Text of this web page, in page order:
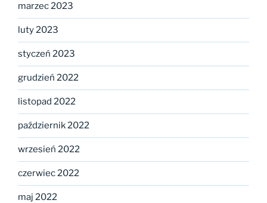
marzec 2023
luty 2023
styczeń 2023
grudzień 2022
listopad 2022
październik 2022
wrzesień 2022
czerwiec 2022
maj 2022